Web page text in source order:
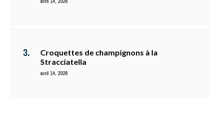
Croquettes de champignons à la
Stracciatella
avril 14, 2026